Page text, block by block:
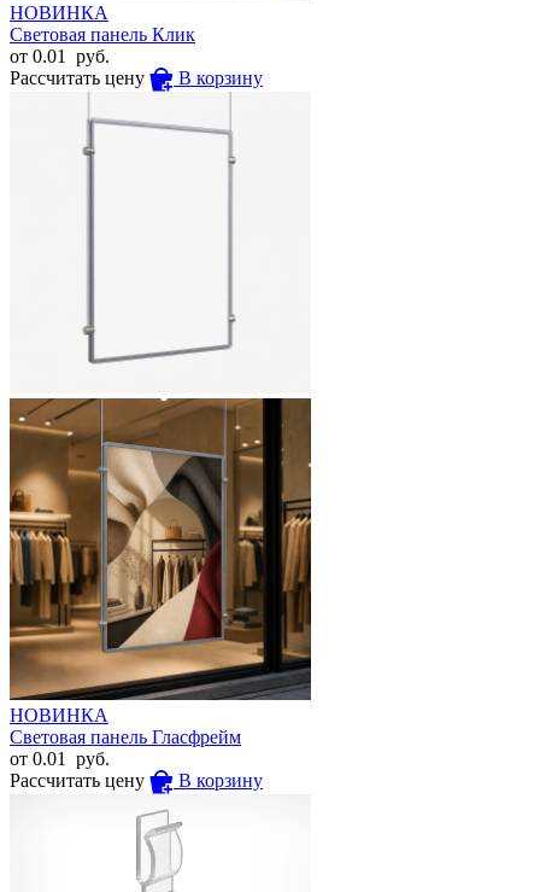
НОВИНКА
Световая панель Клик
от 0.01
руб.
Рассчитать цену
В корзину
НОВИНКА
Световая панель Гласфрейм
от 0.01
руб.
Рассчитать цену
В корзину